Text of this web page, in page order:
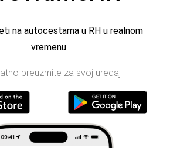
na autocestama u RH u realnom
vremenu
preuzmite za svoj uređaj